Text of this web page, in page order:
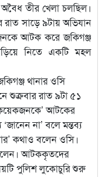
অবৈধ তীর খেলা চলছিল।
রাত সাড়ে ৯টায় অভিযান
আটক করে জকিগঞ্জ
নিতে একটি মহল
থানার ওসি
শুক্রবার রাত ৯টা ৫১
আটকের
না’ বলে মন্তব্য
কথাও বলেন ওসি।
আটককৃতদের
পুলিশ লুকোচুরি শুরু